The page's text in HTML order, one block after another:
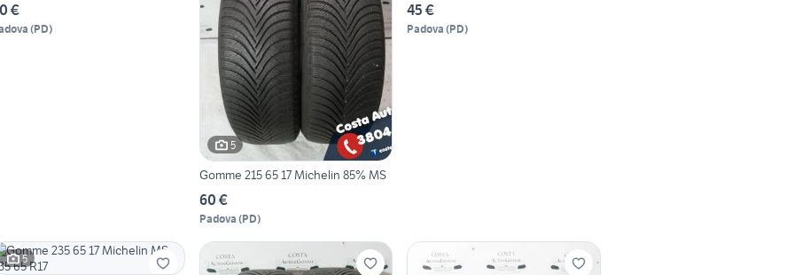
€
(PD)
5
Gomme 215 65 17 Michelin 85% MS
60 €
Padova (PD)
45 €
Padova (PD)
5